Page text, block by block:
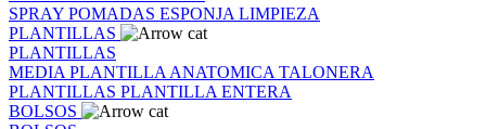
SPRAY POMADAS ESPONJA LIMPIEZA
PLANTILLAS
PLANTILLAS
MEDIA PLANTILLA ANATOMICA TALONERA
PLANTILLAS PLANTILLA ENTERA
BOLSOS